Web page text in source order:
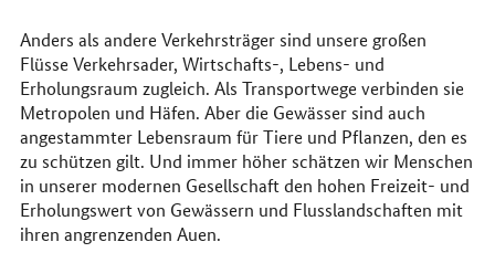
Anders als andere Verkehrsträger sind unsere großen
Flüsse Verkehrsader, Wirtschafts-, Lebens- und
Erholungsraum zugleich. Als Transportwege verbinden sie
Metropolen und Häfen. Aber die Gewässer sind auch
angestammter Lebensraum für Tiere und Pflanzen, den es
zu schützen gilt. Und immer höher schätzen wir Menschen
in unserer modernen Gesellschaft den hohen Freizeit- und
Erholungswert von Gewässern und Flusslandschaften mit
ihren angrenzenden Auen.